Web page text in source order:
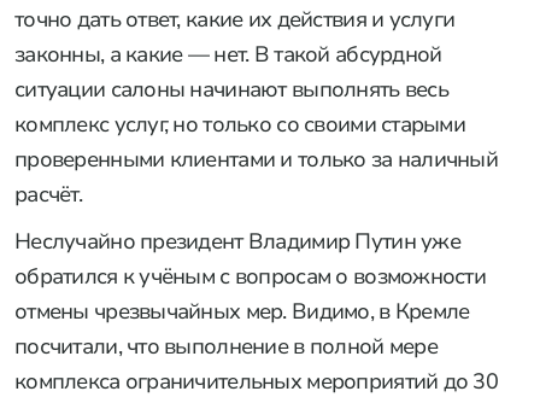
точно дать ответ, какие их действия и услуги
законны, а какие — нет. В такой абсурдной
ситуации салоны начинают выполнять весь
комплекс услуг, но только со своими старыми
проверенными клиентами и только за наличный
расчёт.
Неслучайно президент Владимир Путин уже
обратился к учёным с вопросам о возможности
отмены чрезвычайных мер. Видимо, в Кремле
посчитали, что выполнение в полной мере
комплекса ограничительных мероприятий до 30